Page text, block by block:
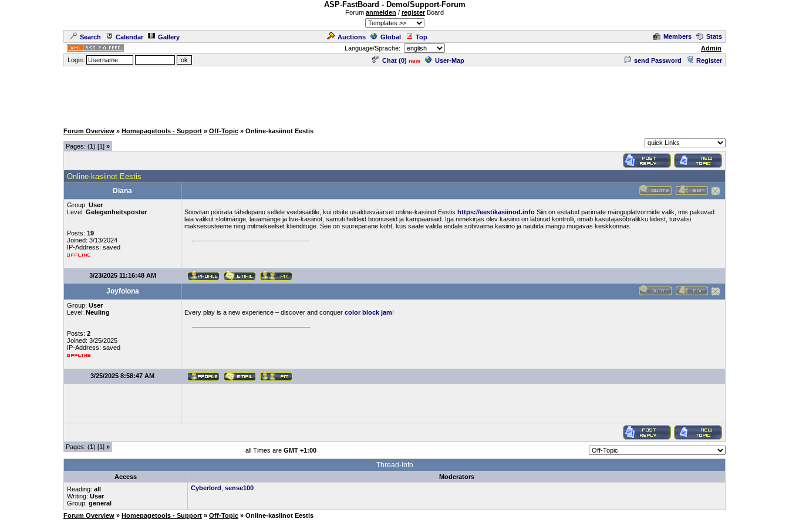
ASP-FastBoard - Demo/Support-Forum
Forum anmelden / registerBoard
Search Calendar Gallery Auctions Global Top Members
Stats
Language/Sprache:
Admin
Login:
Chat (0) new User-Map send Password Register
Forum Overview » Homepagetools - Support » Off-Topic » Online-kasiinot Eestis
Pages: (1) [1] »
Online-kasiinot Eestis
Diana
Group: User
Level: Gelegenheitsposter
Posts: 19
Joined: 3/13/2024
IP-Address: saved
Soovitan pöörata tähelepanu sellele veebisaidile, kui otsite usaldusväärset online-kasiinot Eestis https://eestikasiinod.info Siin on esitatud parimate mänguplatvormide valik, mis pakuvad
laia valikut slotimänge, lauamänge ja live-kasiinot, samuti heldeid boonuseid ja kampaaniaid. Iga nimekirjas olev kasiino on läbinud kontrolli, omab kasutajasõbralikku liidest, turvalisi
maksesüsteeme ning mitmekeelset kliendituge. See on suurepärane koht, kus saate valida endale sobivaima kasiino ja nautida mängu mugavas keskkonnas.
3/23/2025 11:16:48 AM
Joyfolona
Group: User
Level: Neuling
Posts: 2
Joined: 3/25/2025
IP-Address: saved
Every play is a new experience – discover and conquer color block jam!
3/25/2025 8:58:47 AM
Pages: (1) [1] » all Times are GMT +1:00
Thread-Info
Access
Moderators
Reading: all
Writing: User
Group: general
Cyberlord sense100
Forum Overview » Homepagetools - Support » Off-Topic » Online-kasiinot Eestis